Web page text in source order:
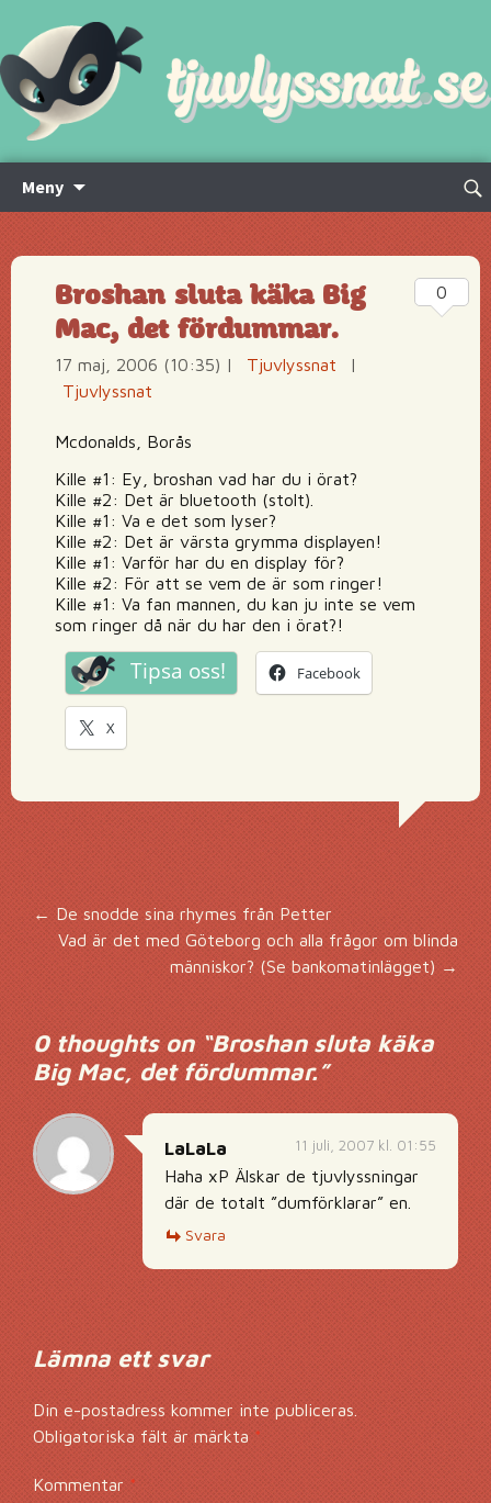
Meny
innehåll
Sök
Broshan sluta käka Big
Mac, det fördummar.
17 maj, 2006 (10:35) | Tjuvlyssnat
|
Tjuvlyssnat
Mcdonalds, Borås
Kille #1: Ey, broshan vad har du i örat?
Kille #2: Det är bluetooth (stolt).
Kille #1: Va e det som lyser?
Kille #2: Det är värsta grymma displayen!
Kille #1: Varför har du en display för?
Kille #2: För att se vem de är som ringer!
Kille #1: Va fan mannen, du kan ju inte se vem
som ringer då när du har den i örat?!
Tipsa oss! Facebook
X
0
Inläggsnavigering
← De snodde sina rhymes från Petter
Vad är det med Göteborg och alla frågor om blinda
människor? (Se bankomatinlägget) →
0 thoughts on “Broshan sluta käka
Big Mac, det fördummar.”
11 juli, 2007 kl. 01:55
LaLaLa
Haha xP Älskar de tjuvlyssningar
där de totalt ”dumförklarar” en.
Svara
Lämna ett svar
Din e-postadress kommer inte publiceras.
Obligatoriska fält är märkta*
Kommentar *